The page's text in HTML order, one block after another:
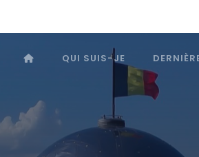
QUI SUIS-JE